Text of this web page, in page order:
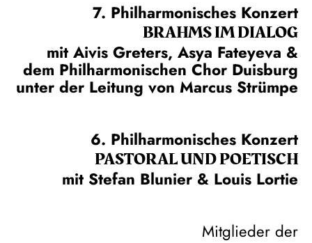
7. Philharmonisches Konzert
BRAHMS IM DIALOG
mit Aivis Greters, Asya Fateyeva &
dem Philharmonischen Chor Duisburg
unter der Leitung von Marcus Strümpe
6. Philharmonisches Konzert
PASTORAL UND POETISCH
mit Stefan Blunier & Louis Lortie
Mitglieder der